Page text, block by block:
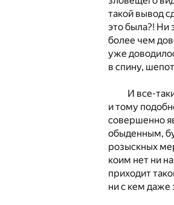
такой вывод
это была?! Ни
более чем
уже
в спину,
И все-
и тому
совершенно
обыденным,
розыскных
коим нет ни
приходит
ни с кем даже